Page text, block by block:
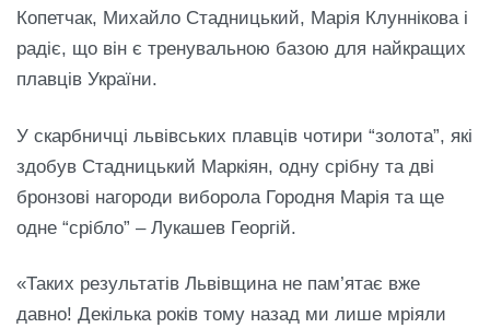
Копетчак, Михайло Стадницький, Марія Клуннікова і
радіє, що він є тренувальною базою для найкращих
плавців України.
У скарбничці львівських плавців чотири “золота”, які
здобув Стадницький Маркіян, одну срібну та дві
бронзові нагороди виборола Городня Марія та ще
одне “срібло” – Лукашев Георгій.
«Таких результатів Львівщина не пам’ятає вже
давно! Декілька років тому назад ми лише мріяли